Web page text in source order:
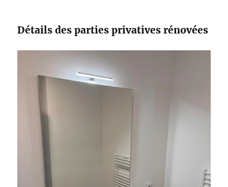
Détails des parties privatives rénovées